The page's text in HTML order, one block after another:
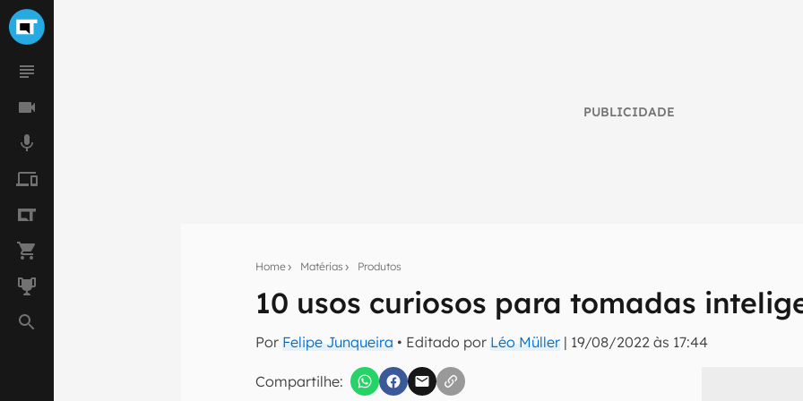
PUBLICIDADE
Home Matérias Produtos
10 usos curiosos para tomadas
Por Felipe Junqueira • Editado por Léo Müller | 19/08/2022 às 17:44
Compartilhe:
Seu resumo inteligente do mundo tech!
Assine a newsletter do Canaltech e receba notícias e reviews sobre tecnologia